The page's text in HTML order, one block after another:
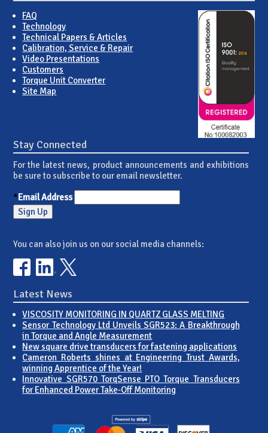
FAQ
Technology
Technical Papers & Articles
Calibration, Service & Repair
Video Presentations
Customers
Torque Unit Converter
Site Map
Stay Connected
For the latest news, product announcements and exhibitions
be sure to subscribe to our email newsletter.
*Email Address
You can also join us on our social media channels:
Latest News
VISCOSITY MONITORING IN QUARTZ GLASS MELTING
Sensor Technology Ltd Unveils SGR523: A Breakthrough
in Torque and Angle Measurement
New square drive transducers for fastening applications
Cameron Roberts shines at Engineering Trust Awards,
winning Apprentice of the Year!
Innovative SGR570 TorqSense PTO Torque Transducers
for Enhanced Power Take-Off Monitoring